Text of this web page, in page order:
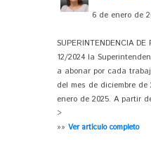
6 de enero de
SUPERINTENDENCIA
12/2024 la
a abonar por cada
del mes de diciembre
enero de 2025. A partir
>
»» Ver artículo completo